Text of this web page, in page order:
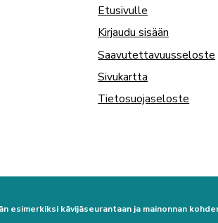
Etusivulle
Kirjaudu sisään
Saavutettavuusseloste
Sivukartta
Tietosuojaseloste
kävijäseurantaan ja mainonnan